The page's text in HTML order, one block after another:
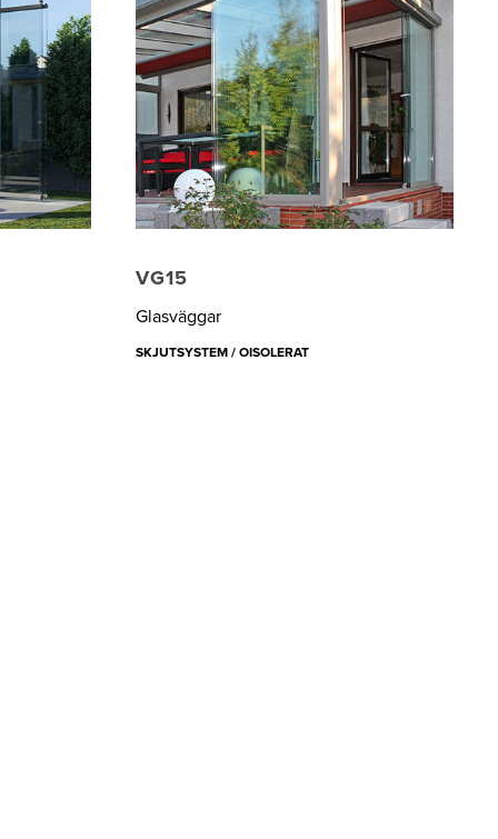
VG15
Glasväggar
SKJUTSYSTEM / OISOLERAT